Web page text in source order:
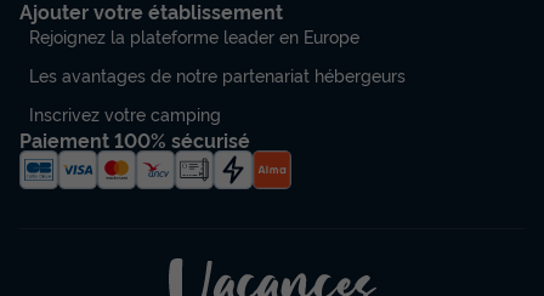
Ajouter votre établissement
Rejoignez la plateforme leader en Europe
Les avantages de notre partenariat hébergeurs
Inscrivez votre camping
Paiement 100% sécurisé